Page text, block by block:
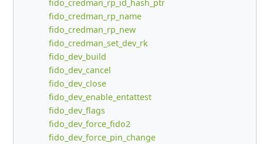
fido_credman_rp_id_hash_ptr
fido_credman_rp_name
fido_credman_rp_new
fido_credman_set_dev_rk
fido_dev_build
fido_dev_cancel
fido_dev_close
fido_dev_enable_entattest
fido_dev_flags
fido_dev_force_fido2
fido_dev_force_pin_change